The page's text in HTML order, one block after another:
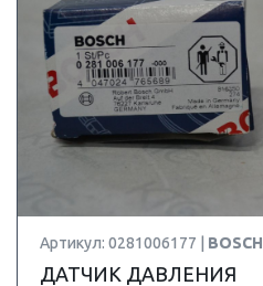
Артикул: 0281006177 | BOSCH
ДАТЧИК ДАВЛЕНИЯ